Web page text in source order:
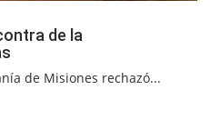
de la
de Misiones rechazó...